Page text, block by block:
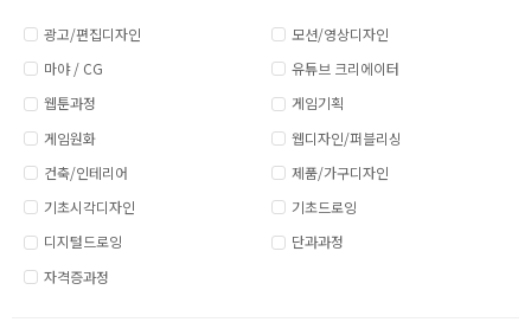
광고/편집디자인
모션/영상디자인
마야 / CG
유튜브 크리에이터
웹툰과정
게임기획
게임원화
웹디자인/퍼블리싱
건축/인테리어
제품/가구디자인
기초시각디자인
기초드로잉
디지털드로잉
단과과정
자격증과정